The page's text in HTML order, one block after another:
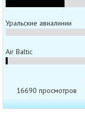
Уральские авиалинии
Air Baltic
16690 просмотров